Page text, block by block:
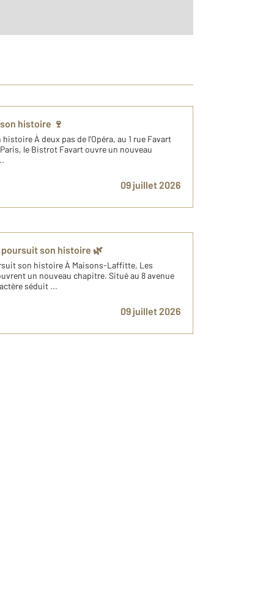
histoire 🍷
À deux pas de l’Opéra, au 1 rue Favart
le Bistrot Favart ouvre un nouveau
09 juillet 2026
son histoire 🌿
son histoire À Maisons-Laffitte, Les
un nouveau chapitre. Situé au 8 avenue
séduit ...
09 juillet 2026